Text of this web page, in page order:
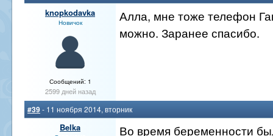
knopkodavka
Новичок
Сообщений: 1
2599 дней назад
Алла, мне тоже телефон
можно. Заранее спасибо.
#39- 11 ноября 2014, вторник
Belka
Во время беременности